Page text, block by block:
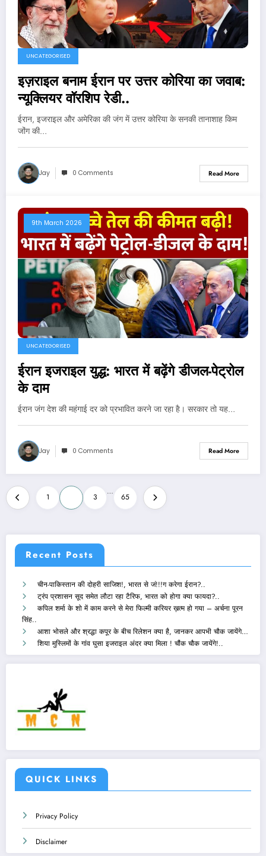
UNCATEGORISED
इज़राइल बनाम ईरान पर उत्तर कोरिया का जवाब:
न्यूक्लियर वॉरशिप रेडी..
ईरान, इजराइल और अमेरिका की जंग में उत्तर कोरिया के सनकी तानाशाह किम
जोंग की…
Jay 0 Comments Read More
9th March 2026
UNCATEGORISED
ईरान इजराइल युद्ध: भारत में बढ़ेंगे डीजल-पेट्रोल
के दाम
ईरान जंग देश की महंगाई दर को प्रभावित करने जा रहा है। सरकार तो यह…
Jay 0 Comments Read More
Posts
navigation
1 3
…
65
Recent Posts
चीन-पाकिस्तान की दोहरी साजिश!, भारत से जं!!!ग करेगा ईरान?..
ट्रंप प्रशासन सूद समेत लौटा रहा टैरिफ, भारत को होगा क्या फायदा?..
कपिल शर्मा के शो में काम करने से मेरा फिल्मी करियर ख़त्म हो गया – अर्चना पूरन
सिंह..
आशा भोसले और श्रद्धा कपूर के बीच रिलेशन क्या है, जानकर आपभी चौक जायेंगे…
शिया मुस्लिमों के गांव घुसा इजराइल अंदर क्या मिला ! चौंक चौक जायेंगे!..
QUICK LINKS
Privacy Policy
Disclaimer